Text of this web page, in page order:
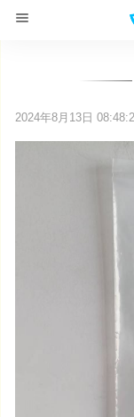
2024年8月13日